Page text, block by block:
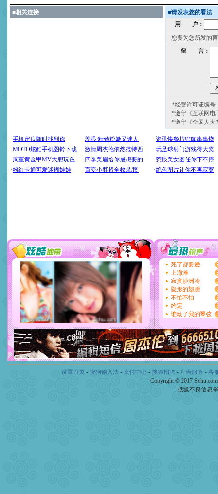
■相关连接 ■请发表您的看法
用 户：
您要为您所发的
留 言：
*经营许可证编号
*遵守《互联网电
*遵守《全国人大
设置首页 - 搜狗输入法 - 支付中心- 搜狐招聘- 广告服务 - 客
Copyright © 2017
搜狐不良信息